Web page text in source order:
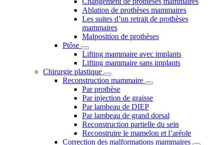
Ablation de prothèses mammaires
Les suites d’un retrait de prothèses
mammaires
Malposition de prothèses
Ptôse
Lifting mammaire avec implants
Lifting mammaire sans implants
Chirurgie plastique
Reconstruction mammaire
Par prothèse
Par injection de graisse
Par lambeau de DIEP
Par lambeau de grand dorsal
Reconstruction partielle du sein
Reconstruire le mamelon et l’aréole
Correction des malformations mammaires